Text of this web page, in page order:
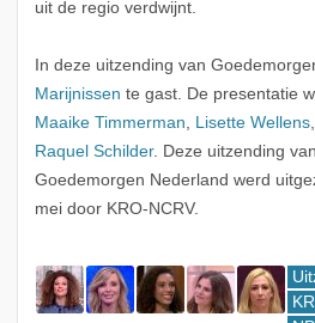
uit de regio verdwijnt.
In deze uitzending van
Marijnissen te gast. De presentatie
Maaike Timmerman, Lisette Wellens,
Raquel Schilder. Deze uitzending
Goedemorgen Nederland werd
mei door KRO-NCRV.